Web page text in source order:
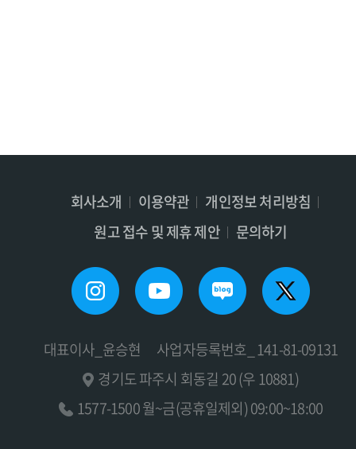
회사소개 이용약관
개인정보 처리방침
원고 접수 및 제휴 제안
문의하기
대표이사_윤승현
사업자등록번호_ 141-81-09131
경기도 파주시 회동길 20 (우 10881)
1577-1500 월~금(공휴일제외) 09:00~18:00